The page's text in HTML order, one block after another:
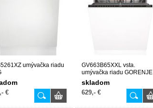
umývačka riadu
€
GV663B65XXL vsta.
umývačka riadu GORENJE
skladom
629,- €